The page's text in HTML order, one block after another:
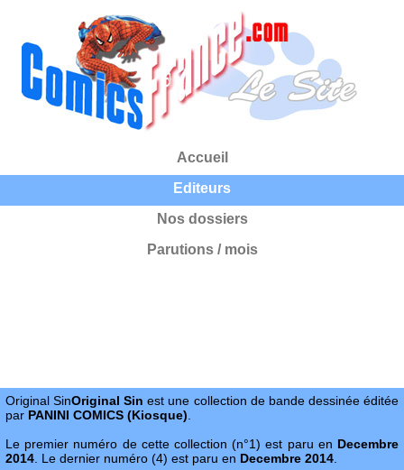
Accueil
Editeurs
Nos dossiers
Parutions / mois
Original SinOriginal Sin est une collection de bande dessinée éditée
par PANINI COMICS (Kiosque)
Le premier numéro de cette collection (n°1) est paru en Decembre
2014 . Le dernier numéro (4) est paru en Decembre 2014